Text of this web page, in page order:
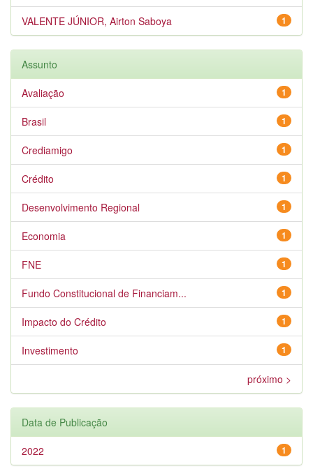
1
VALENTE JÚNIOR, Airton Saboya
Assunto
1
Avaliação
1
Brasil
1
Crediamigo
1
Crédito
1
Desenvolvimento Regional
1
Economia
1
FNE
1
Fundo Constitucional de Financiam...
1
Impacto do Crédito
1
Investimento
próximo >
Data de Publicação
1
2022